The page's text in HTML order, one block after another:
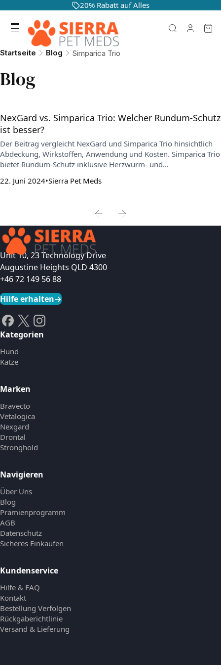
20% Rabatt auf Alles
Startseite Blog Simparica Trio
Blog
NexGard vs. Simparica Trio: Welcher Rundum-Schutz
ist besser?
Der Beitrag vergleicht NexGard und Simparica Trio hinsichtlich
Abdeckung, Wirkstoffen, Anwendung und Kosten. Simparica Trio
bietet Rundum-Schutz inklusive Herzwurm- und
konzentriert und meist eine zusätzliche Herzwurmprophylaxe
22. Juni 2024 Sierra Pet Meds
Unit 10, 23 Technology Drive
Augustine Heights QLD 4300
+46 72 149 56 88
Hilfe erhalten→
Kategorien
Hund
Katze
Marken
Bravecto
Vetalogica
Nexgard
Drontal
Stronghold
Navigieren
Über Uns
Blog
Prämienprogramm
AGB
Datenschutz
Sicheres Einkaufen
Kundenservice
Hilfe & FAQ
Kontakt
Bestellung Verfolgen
Rückgaberichtlinie
Versand & Lieferung